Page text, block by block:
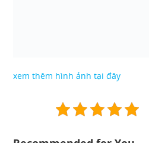
xem thêm hình ảnh tại đây